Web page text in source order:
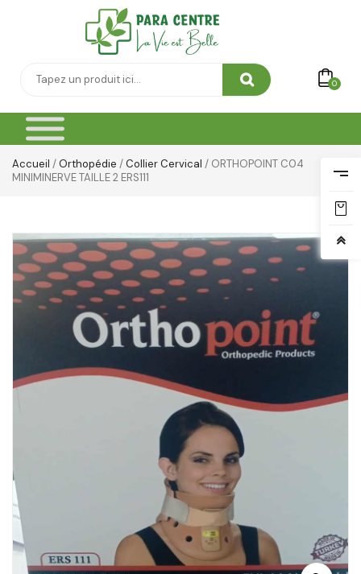
0
Accueil / Orthopédie /Collier Cervical / ORTHOPOINT C04
MINIMINERVE TAILLE 2 ERS111
Vêtement Amincissant
Yeux & Lévres